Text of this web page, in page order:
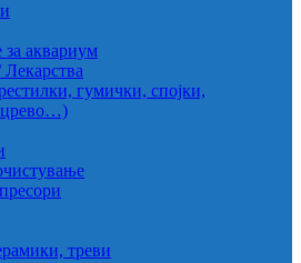
аквариум
гумички, спојки,
црево…)
треви